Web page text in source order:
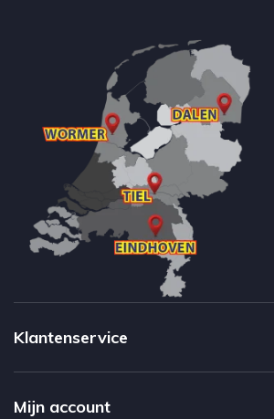
Klantenservice
Mijn account